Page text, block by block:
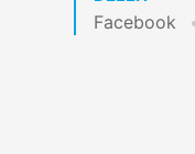
Facebook